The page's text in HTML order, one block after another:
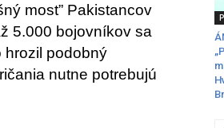
most” Pakistancov
5.000 bojovníkov sa
hrozil podobný
nutne potrebujú